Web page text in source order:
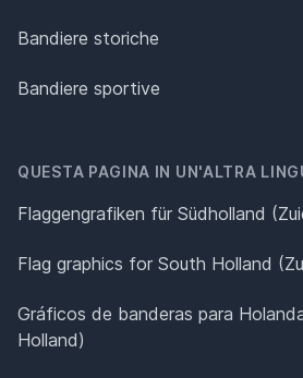
Bandiere storiche
Bandiere sportive
QUESTA PAGINA IN UN'ALTRA
Flaggengrafiken für Südholland
Flag graphics for South Holland
Gráficos de banderas para
Holland)